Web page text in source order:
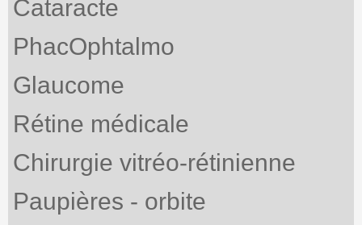
Cataracte
PhacOphtalmo
Glaucome
Rétine médicale
Chirurgie vitréo-rétinienne
Paupières - orbite